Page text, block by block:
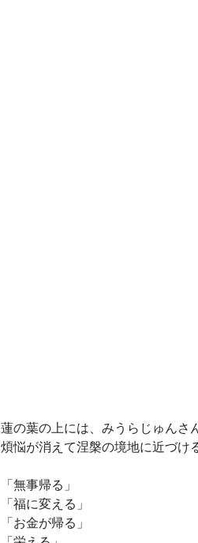
蓮の葉の上には、みうらじゅんさ
煩悩が消えて涅槃の境地に近づけ
「無事帰る」
「福に変える」
「お金が帰る」